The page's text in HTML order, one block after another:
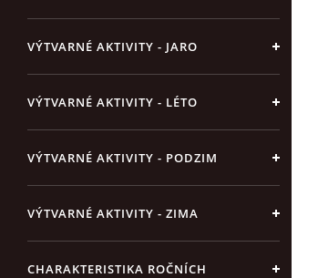
VÝTVARNÉ AKTIVITY - JARO
VÝTVARNÉ AKTIVITY - LÉTO
VÝTVARNÉ AKTIVITY - PODZIM
VÝTVARNÉ AKTIVITY - ZIMA
CHARAKTERISTIKA ROČNÍCH